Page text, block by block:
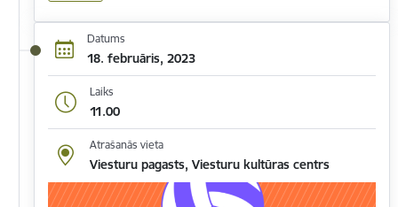
Datums
18. februāris, 2023
Laiks
11.00
Atrašanās vieta
Viesturu pagasts, Viesturu kultūras centrs